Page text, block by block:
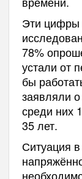
Эти цифры
78%
устали от
бы
заявляли
среди них
35 лет.
Ситуация